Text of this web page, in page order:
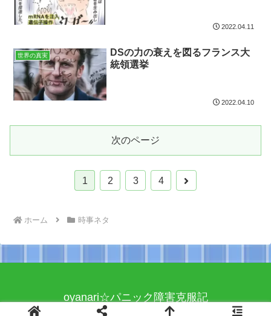
2022.04.11
世界の真実
DSの力の衰えを図るフランス大
統領選挙
2022.04.10
次のページ
1 2 3 4
次
ホーム 時事ネタ
oyanari☆パニック障害克服記